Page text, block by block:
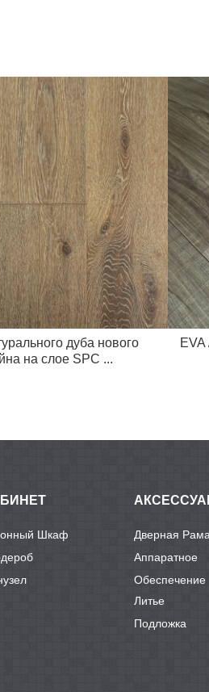
дуба нового
на слое SPC ...
Шкаф
Дверная Рама
Аппаратное
Обеспечение
Литье
Подложка